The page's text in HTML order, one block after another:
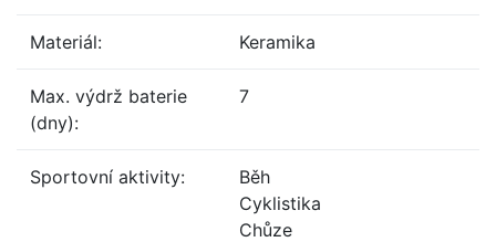
Materiál: Keramika
Max. výdrž baterie
(dny):
7
Sportovní aktivity:
Běh
Cyklistika
Chůze